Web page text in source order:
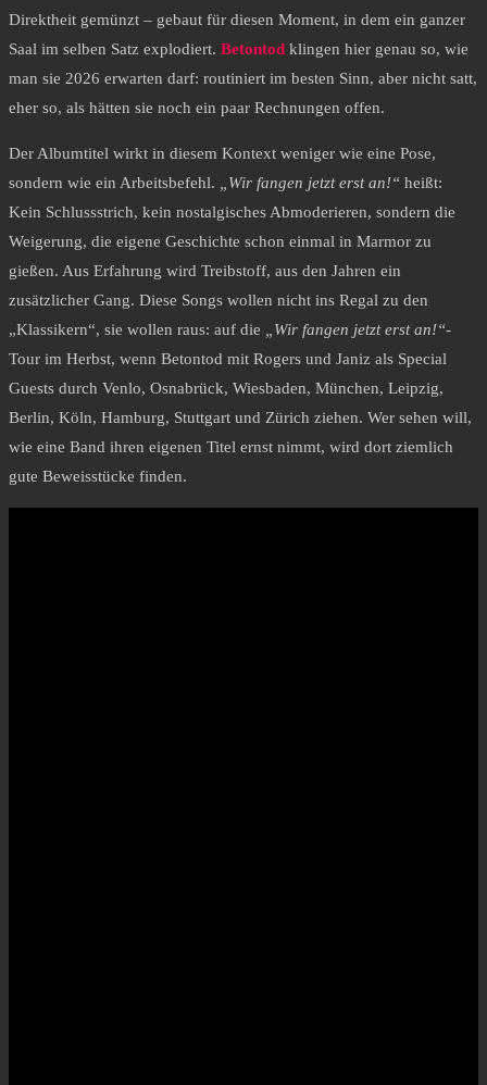
Direktheit gemünzt – gebaut für diesen Moment, in dem ein ganzer
Saal im selben Satz explodiert. Betontod klingen hier genau so, wie
man sie 2026 erwarten darf: routiniert im besten Sinn, aber nicht satt,
eher so, als hätten sie noch ein paar Rechnungen offen.
Der Albumtitel wirkt in diesem Kontext weniger wie eine Pose,
sondern wie ein Arbeitsbefehl. „Wir fangen jetzt erst an!“ heißt:
Kein Schlussstrich, kein nostalgisches Abmoderieren, sondern die
Weigerung, die eigene Geschichte schon einmal in Marmor zu
gießen. Aus Erfahrung wird Treibstoff, aus den Jahren ein
zusätzlicher Gang. Diese Songs wollen nicht ins Regal zu den
„Klassikern“, sie wollen raus: auf die „Wir fangen jetzt erst an!“-
Tour im Herbst, wenn Betontod mit Rogers und Janiz als Special
Guests durch Venlo, Osnabrück, Wiesbaden, München, Leipzig,
Berlin, Köln, Hamburg, Stuttgart und Zürich ziehen. Wer sehen will,
wie eine Band ihren eigenen Titel ernst nimmt, wird dort ziemlich
gute Beweisstücke finden.